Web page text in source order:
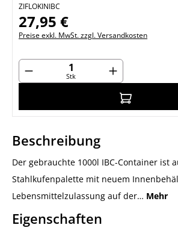
ZIFLOKINIBC
Regulärer Preis:
27,95 €
Preise exkl. MwSt. zzgl. Versandkosten
Produkt Anzahl: Gib den
Stk
In den
Beschreibung
Der gebrauchte 1000l IBC-Container ist
Stahlkufenpalette mit neuem
Lebensmittelzulassung auf der… Mehr
Eigenschaften